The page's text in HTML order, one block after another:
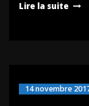
Lire la suite
14 novembre